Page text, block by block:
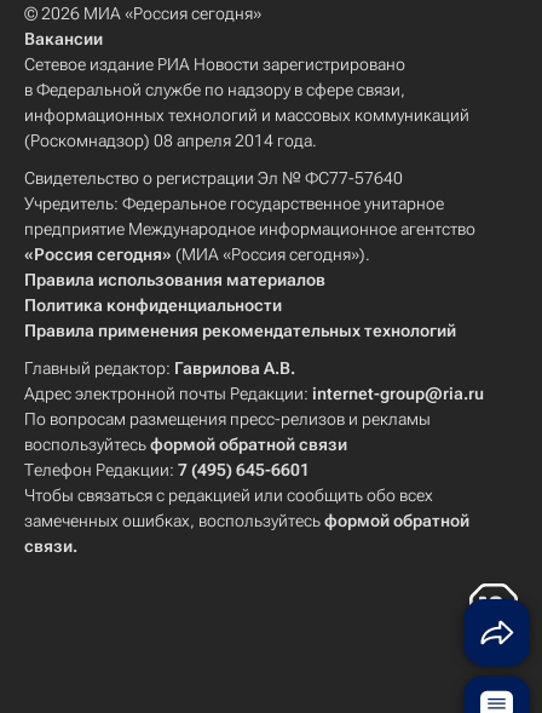
© 2026 МИА «Россия сегодня»
Вакансии
Сетевое издание РИА Новости зарегистрировано
в Федеральной службе по надзору в сфере связи,
информационных технологий и массовых коммуникаций
(Роскомнадзор) 08 апреля 2014 года.
Свидетельство о регистрации Эл № ФС77-57640
Учредитель: Федеральное государственное унитарное
предприятие Международное информационное агентство
«Россия сегодня» (МИА «Россия сегодня»).
Правила использования материалов
Политика конфиденциальности
Правила применения рекомендательных технологий
Главный редактор: Гаврилова А.В.
Адрес электронной почты Редакции: internet-group@ria.ru
По вопросам размещения пресс-релизов и рекламы
воспользуйтесьформой обратной связи
Телефон Редакции: 7 (495) 645-6601
Чтобы связаться с редакцией или сообщить обо всех
замеченных ошибках, воспользуйтесьформой обратной
связи.